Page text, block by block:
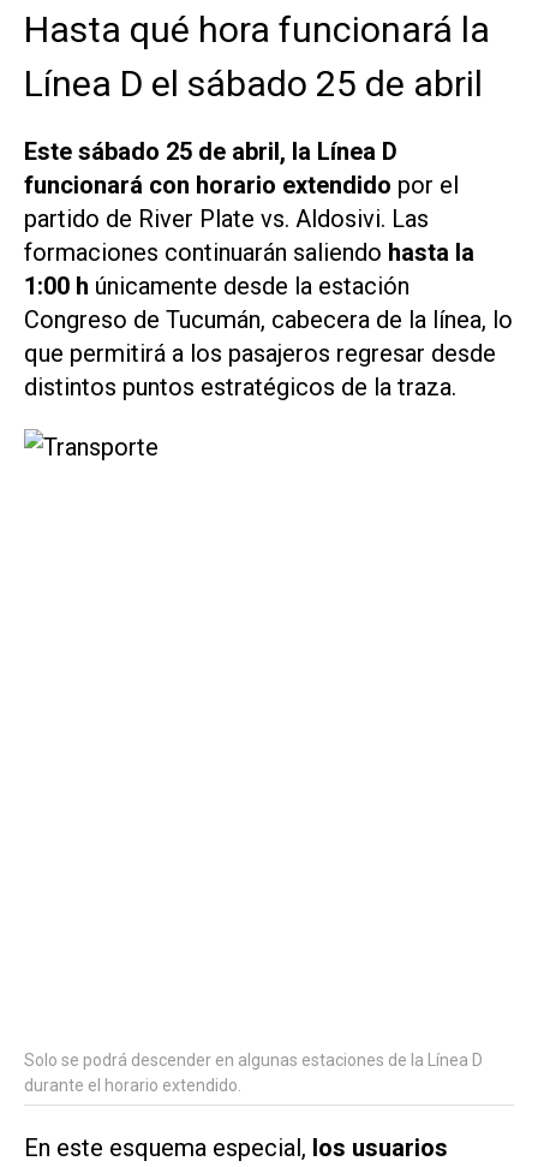
Hasta qué hora funcionará la
Línea D el sábado 25 de abril
Este sábado 25 de abril, la Línea D
funcionará con horario extendido por el
partido de River Plate vs. Aldosivi. Las
formaciones continuarán saliendo hasta la
1:00 h únicamente desde la estación
Congreso de Tucumán, cabecera de la línea, lo
que permitirá a los pasajeros regresar desde
distintos puntos estratégicos de la traza.
Solo se podrá descender en algunas estaciones de la Línea D
durante el horario extendido.
En este esquema especial, los usuarios